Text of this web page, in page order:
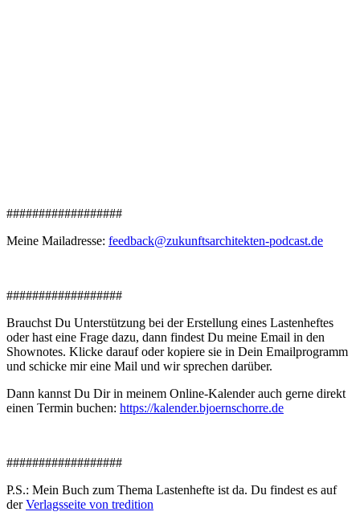
##################
Meine Mailadresse: feedback@zukunftsarchitekten-podcast.de
##################
Brauchst Du Unterstützung bei der Erstellung eines Lastenheftes
oder hast eine Frage dazu, dann findest Du meine Email in den
Shownotes. Klicke darauf oder kopiere sie in Dein Emailprogramm
und schicke mir eine Mail und wir sprechen darüber.
Dann kannst Du Dir in meinem Online-Kalender auch gerne direkt
einen Termin buchen: https://kalender.bjoernschorre.de
##################
P.S.: Mein Buch zum Thema Lastenhefte ist da. Du findest es auf
derVerlagsseite von tredition